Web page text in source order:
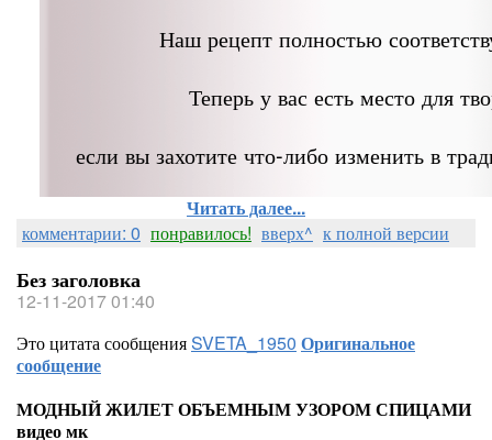
Наш рецепт полностью
Теперь у вас есть место для
если вы захотите что-либо изменить в
Читать далее...
комментарии: 0 понравилось! вверх^ к полной версии
Без заголовка
12-11-2017 01:40
Это цитата сообщенияSVETA_1950 Оригинальное
сообщение
МОДНЫЙ ЖИЛЕТ ОБЪЕМНЫМ УЗОРОМ СПИЦАМИ
видео мк